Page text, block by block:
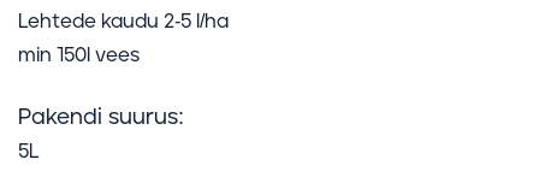
Lehtede kaudu 2-5 l/ha
min 150l vees
Pakendi suurus:
5L